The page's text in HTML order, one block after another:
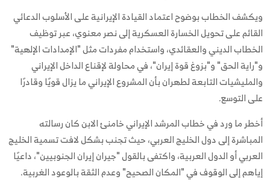
ويكشف الخطاب بوضوح اعتماد القيادة الإيرانية على الأسلوب الدعائي
القائم على تحويل الخسارة العسكرية إلى نصر معنوي، عبر توظيف
الخطاب الديني والعقائدي، واستخدام مفردات مثل "الإمدادات الإلهية"
و"راية الحق" و"بزوغ قوة إيران"، في محاولة لإقناع الداخل الإيراني
والمليشيات التابعة لطهران بأن المشروع الإيراني ما يزال قويًا وقادرًا
على التوسع.
أخطر ما ورد في خطاب المرشد الإيراني خامنئ الابن كان رسالته
المباشرة إلى دول الخليج العربي، حيث تجنب بشكل لافت تسمية الخليج
العربي أو الدول العربية، واكتفى بالقول "جيران إيران الجنوبيين"، داعيًا
إياهم إلى الوقوف في "المكان الصحيح" وعدم الثقة بالوعود الغربية.